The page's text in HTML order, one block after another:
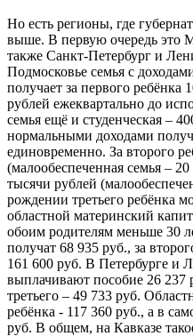
Но есть регионы, где
выше. В первую очередь это
также Санкт-Петербург и
Подмосковье семья с
получает за первого ребёнка
рублей ежеквартально до
семья ещё и студенческая –
нормальными доходами
единовременно. За второго
(малообеспеченная семья –
тысячи рублей
рождении третьего ребёнка
областной материнский
обоим родителям меньше 30
получат 68 935 руб., за
161 600 руб. В Петербурге и
выплачивают пособие 26 237
третьего – 49 733 руб.
ребёнка - 117 360 руб., а в
руб. В общем, на Кавказе